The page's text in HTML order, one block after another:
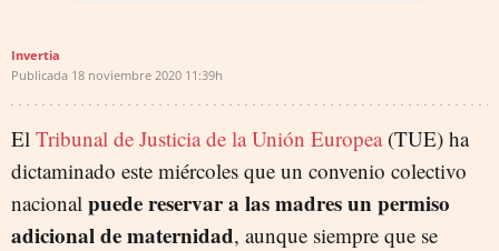
Invertia
Publicada 18 noviembre 2020 11:39h
El Tribunal de Justicia de la Unión Europea(TUE) ha
dictaminado este miércoles que un convenio colectivo
nacional puede reservar a las madres un permiso
adicional de maternidad, aunque siempre que se